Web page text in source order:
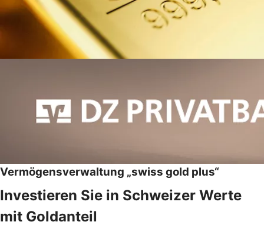
Vermögensverwaltung „swiss gold plus“
Investieren Sie in Schweizer Werte
mit Goldanteil